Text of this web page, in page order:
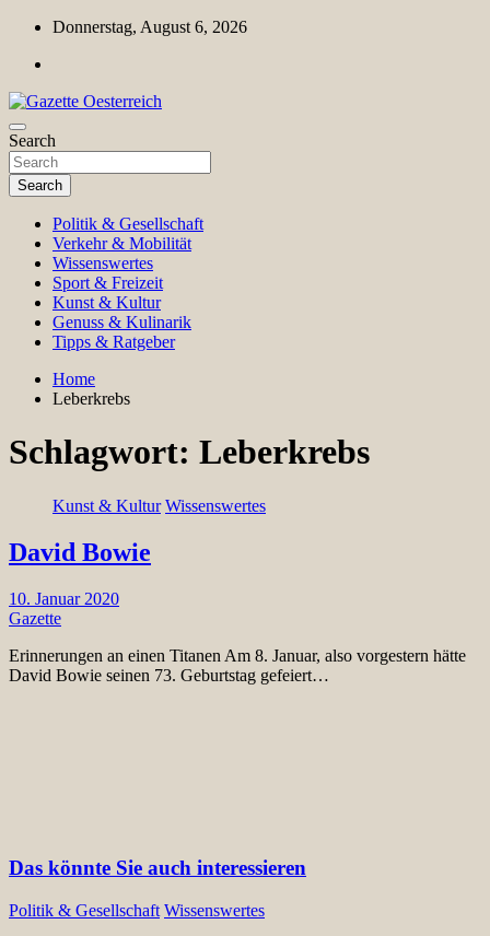
Skip
content
Donnerstag, August 6, 2026
Gazette Oesterreich
Magazin für Freizeit, Politik, Kultur & Wissenschaft
Search
Search
Politik & Gesellschaft
Verkehr & Mobilität
Wissenswertes
Sport & Freizeit
Kunst & Kultur
Genuss & Kulinarik
Tipps & Ratgeber
Home
Leberkrebs
Schlagwort: Leberkrebs
Kunst & Kultur Wissenswertes
David Bowie
10. Januar 2020
Gazette
Erinnerungen an einen Titanen Am 8. Januar, also vorgestern hätte
David Bowie seinen 73. Geburtstag gefeiert…
Das könnte Sie auch interessieren
Politik & Gesellschaft Wissenswertes